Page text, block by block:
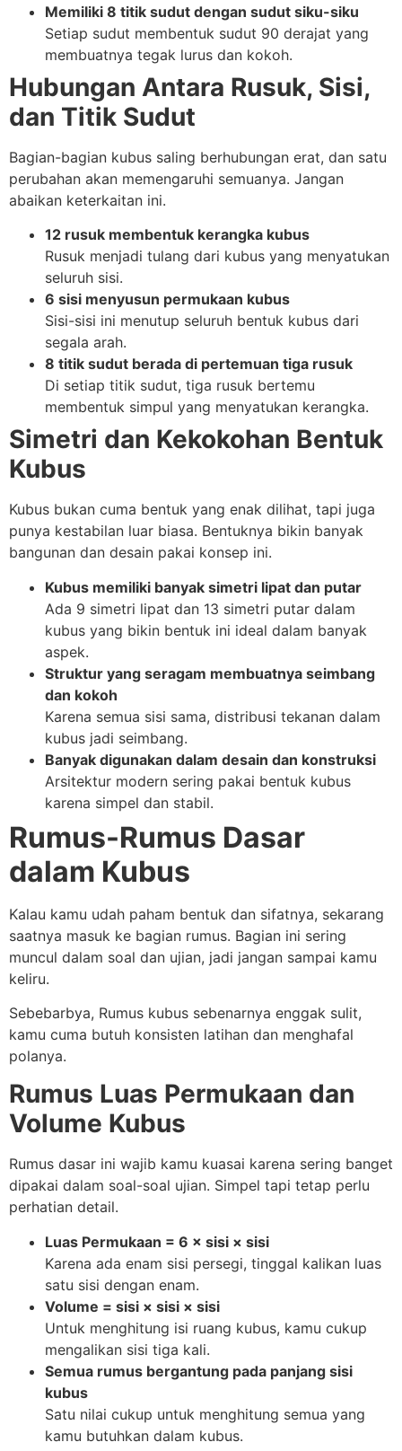
Memiliki 8 titik sudut dengan sudut siku-siku
Setiap sudut membentuk sudut 90 derajat yang
membuatnya tegak lurus dan kokoh.
Hubungan Antara Rusuk, Sisi,
dan Titik Sudut
Bagian-bagian kubus saling berhubungan erat, dan satu
perubahan akan memengaruhi semuanya. Jangan
abaikan keterkaitan ini.
12 rusuk membentuk kerangka kubus
Rusuk menjadi tulang dari kubus yang menyatukan
seluruh sisi.
6 sisi menyusun permukaan kubus
Sisi-sisi ini menutup seluruh bentuk kubus dari
segala arah.
8 titik sudut berada di pertemuan tiga rusuk
Di setiap titik sudut, tiga rusuk bertemu
membentuk simpul yang menyatukan kerangka.
Simetri dan Kekokohan Bentuk
Kubus
Kubus bukan cuma bentuk yang enak dilihat, tapi juga
punya kestabilan luar biasa. Bentuknya bikin banyak
bangunan dan desain pakai konsep ini.
Kubus memiliki banyak simetri lipat dan putar
Ada 9 simetri lipat dan 13 simetri putar dalam
kubus yang bikin bentuk ini ideal dalam banyak
aspek.
Struktur yang seragam membuatnya seimbang
dan kokoh
Karena semua sisi sama, distribusi tekanan dalam
kubus jadi seimbang.
Banyak digunakan dalam desain dan konstruksi
Arsitektur modern sering pakai bentuk kubus
karena simpel dan stabil.
Rumus-Rumus Dasar
dalam Kubus
Kalau kamu udah paham bentuk dan sifatnya, sekarang
saatnya masuk ke bagian rumus. Bagian ini sering
muncul dalam soal dan ujian, jadi jangan sampai kamu
keliru.
Sebebarbya, Rumus kubus sebenarnya enggak sulit,
kamu cuma butuh konsisten latihan dan menghafal
polanya.
Rumus Luas Permukaan dan
Volume Kubus
Rumus dasar ini wajib kamu kuasai karena sering banget
dipakai dalam soal-soal ujian. Simpel tapi tetap perlu
perhatian detail.
Luas Permukaan = 6 × sisi × sisi
Karena ada enam sisi persegi, tinggal kalikan luas
satu sisi dengan enam.
Volume = sisi × sisi × sisi
Untuk menghitung isi ruang kubus, kamu cukup
mengalikan sisi tiga kali.
Semua rumus bergantung pada panjang sisi
kubus
Satu nilai cukup untuk menghitung semua yang
kamu butuhkan dalam kubus.